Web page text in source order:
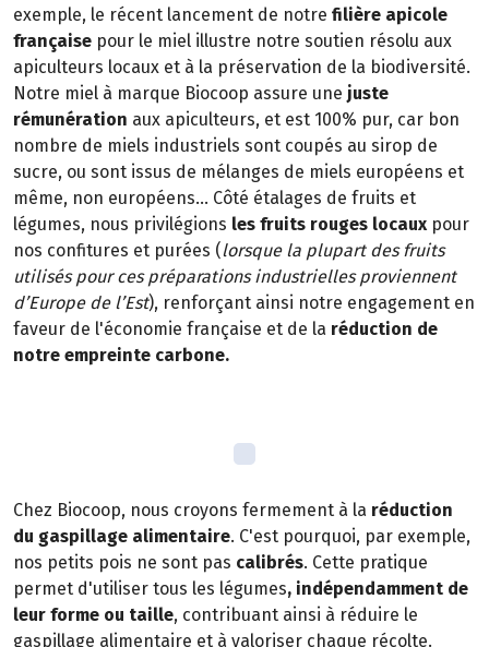
exemple, le récent lancement de notre filière apicole
française pour le miel illustre notre soutien résolu aux
apiculteurs locaux et à la préservation de la biodiversité.
Notre miel à marque Biocoop assure une juste
rémunération aux apiculteurs, et est 100% pur, car bon
nombre de miels industriels sont coupés au sirop de
sucre, ou sont issus de mélanges de miels européens et
même, non européens… Côté étalages de fruits et
légumes, nous privilégions les fruits rouges locaux pour
nos confitures et purées (lorsque la plupart des fruits
utilisés pour ces préparations industrielles proviennent
d’Europe de l’Est), renforçant ainsi notre engagement en
faveur de l'économie française et de la réduction de
notre empreinte carbone.
Chez Biocoop, nous croyons fermement à la réduction
du gaspillage alimentaire. C'est pourquoi, par exemple,
nos petits pois ne sont pas calibrés. Cette pratique
permet d'utiliser tous les légumes, indépendamment de
leur forme ou taille, contribuant ainsi à réduire le
gaspillage alimentaire et à valoriser chaque récolte.